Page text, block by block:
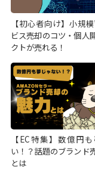
【初心者向け】小規
ビス売却のコツ・個人
クトが売れる！
【EC特集】数億円
い！？話題のブランド
とは